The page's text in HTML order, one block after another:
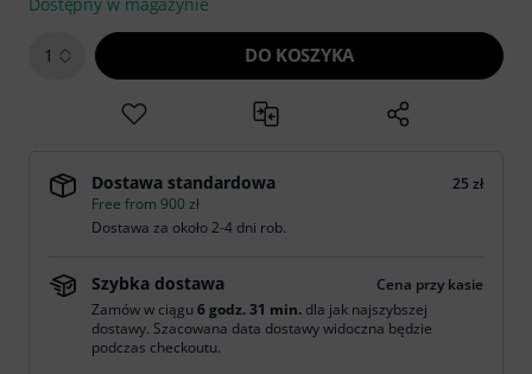
1 DO KOSZYKA
Dostawa standardowa
25 zł
Free from 900 zł
Dostawa za około 2-4 dni rob.
Szybka dostawa
Cena przy kasie
Zamów w ciągu6 godz. 31 min. dla jak najszybszej
dostawy. Szacowana data dostawy widoczna będzie
podczas checkoutu.